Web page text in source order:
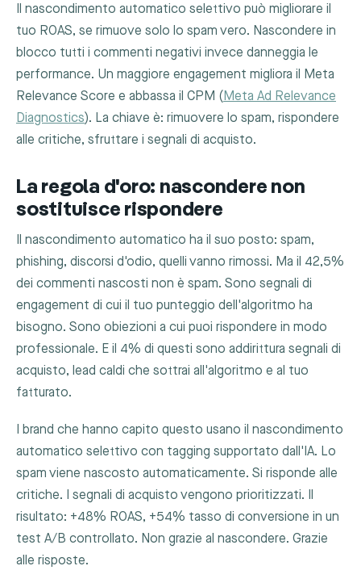
Il nascondimento automatico selettivo può migliorare il
tuo ROAS, se rimuove solo lo spam vero. Nascondere in
blocco tutti i commenti negativi invece danneggia le
performance. Un maggiore engagement migliora il Meta
Relevance Score e abbassa il CPM (Meta Ad Relevance
Diagnostics). La chiave è: rimuovere lo spam, rispondere
alle critiche, sfruttare i segnali di acquisto.
La regola d'oro: nascondere non
sostituisce rispondere
Il nascondimento automatico ha il suo posto: spam,
phishing, discorsi d'odio, quelli vanno rimossi. Ma il 42,5%
dei commenti nascosti non è spam. Sono segnali di
engagement di cui il tuo punteggio dell'algoritmo ha
bisogno. Sono obiezioni a cui puoi rispondere in modo
professionale. E il 4% di questi sono addirittura segnali di
acquisto, lead caldi che sottrai all'algoritmo e al tuo
fatturato.
I brand che hanno capito questo usano il nascondimento
automatico selettivo con tagging supportato dall'IA. Lo
spam viene nascosto automaticamente. Si risponde alle
critiche. I segnali di acquisto vengono prioritizzati. Il
risultato: +48% ROAS, +54% tasso di conversione in un
test A/B controllato. Non grazie al nascondere. Grazie
alle risposte.